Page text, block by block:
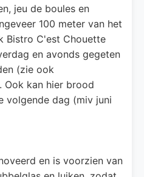
jeu de boules en
100 meter van het
Bistro C'est Chouette
en avonds gegeten
(zie ook
kan hier brood
volgende dag (miv juni
en is voorzien van